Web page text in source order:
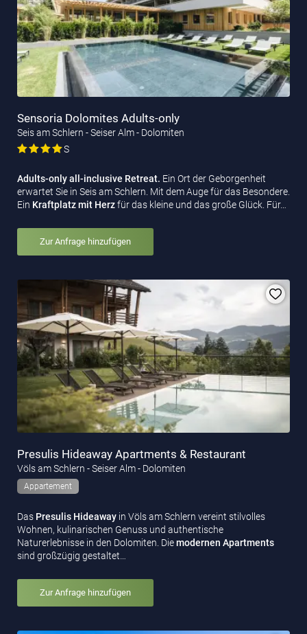
Sensoria Dolomites Adults-only
Seis am Schlern - Seiser Alm - Dolomiten
S
Adults-only all-inclusive Retreat. Ein Ort der Geborgenheit
erwartet Sie in Seis am Schlern. Mit dem Auge für das Besondere.
Ein Kraftplatz mit Herzfür das kleine und das große Glück. Für…
Zur Anfrage hinzufügen
Presulis Hideaway Apartments & Restaurant
Völs am Schlern - Seiser Alm - Dolomiten
Appartement
Das Presulis Hideaway in Völs am Schlern vereint stilvolles
Wohnen, kulinarischen Genuss und authentische
Naturerlebnisse in den Dolomiten. Diemodernen Apartments
sind großzügig gestaltet…
Zur Anfrage hinzufügen